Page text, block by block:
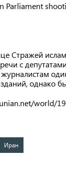
Parliament
Стражей
с
однако
world/
Иран